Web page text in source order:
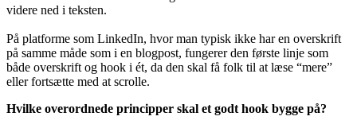
videre ned i teksten.
På platforme som LinkedIn, hvor man typisk ikke har en overskrift
på samme måde som i en blogpost, fungerer den første linje som
både overskrift og hook i ét, da den skal få folk til at læse “mere”
eller fortsætte med at scrolle.
Hvilke overordnede principper skal et godt hook bygge på?